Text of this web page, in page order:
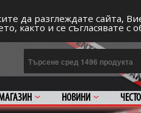
да разглеждате сайта,
както и се съгласявате с
НОВИНИ